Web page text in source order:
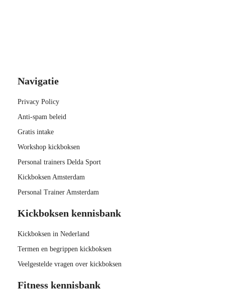
Navigatie
Privacy Policy
Anti-spam beleid
Gratis intake
Workshop kickboksen
Personal trainers Delda Sport
Kickboksen Amsterdam
Personal Trainer Amsterdam
Kickboksen kennisbank
Kickboksen in Nederland
Termen en begrippen kickboksen
Veelgestelde vragen over kickboksen
Fitness kennisbank